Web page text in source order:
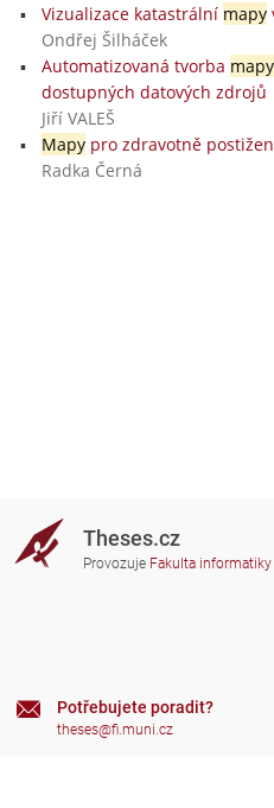
Vizualizace katastrální mapy
Ondřej Šilháček
Automatizovaná tvorba mapy
dostupných datových zdrojů
Jiří VALEŠ
Mapypro zdravotně
Radka Černá
Theses.cz
Provozuje Fakulta informatiky
Potřebujete poradit?
theses@fi.muni.cz